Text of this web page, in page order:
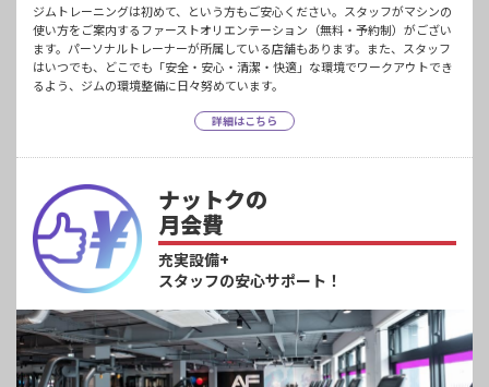
ジムトレーニングは初めて、という方もご安心ください。スタッフがマシンの
使い方をご案内するファーストオリエンテーション（無料・予約制）がござい
ます。パーソナルトレーナーが所属している店舗もあります。また、スタッフ
はいつでも、どこでも「安全・安心・清潔・快適」な環境でワークアウトでき
るよう、ジムの環境整備に日々努めています。
詳細はこちら
ナットクの
月会費
充実設備+
スタッフの安心サポート！